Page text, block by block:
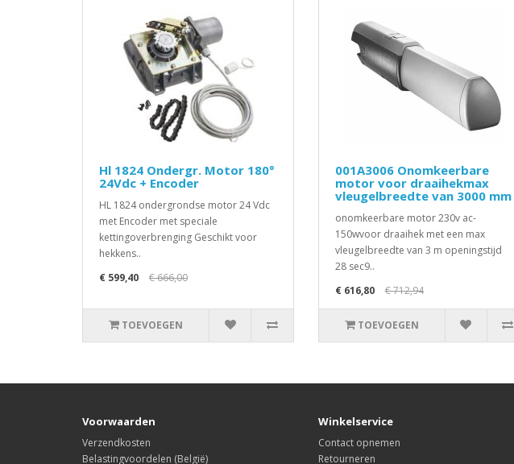
Hl 1824 Ondergr. Motor 180°
24Vdc + Encoder
HL 1824 ondergrondse motor 24 Vdc
met Encoder met speciale
kettingoverbrenging Geschikt voor
hekkens..
€ 599,40
€ 666,00
TOEVOEGEN
001A3006 Onomkeerbare
motor voor draaihekmax
vleugelbreedte van 3000 mm
onomkeerbare motor 230v ac-
150wvoor draaihek met een max
vleugelbreedte van 3 m openingstijd
28 sec9..
€ 616,80
€ 712,94
TOEVOEGEN
Voorwaarden
Verzendkosten
Belastingvoordelen (België)
Winkelservice
Contact opnemen
Retourneren